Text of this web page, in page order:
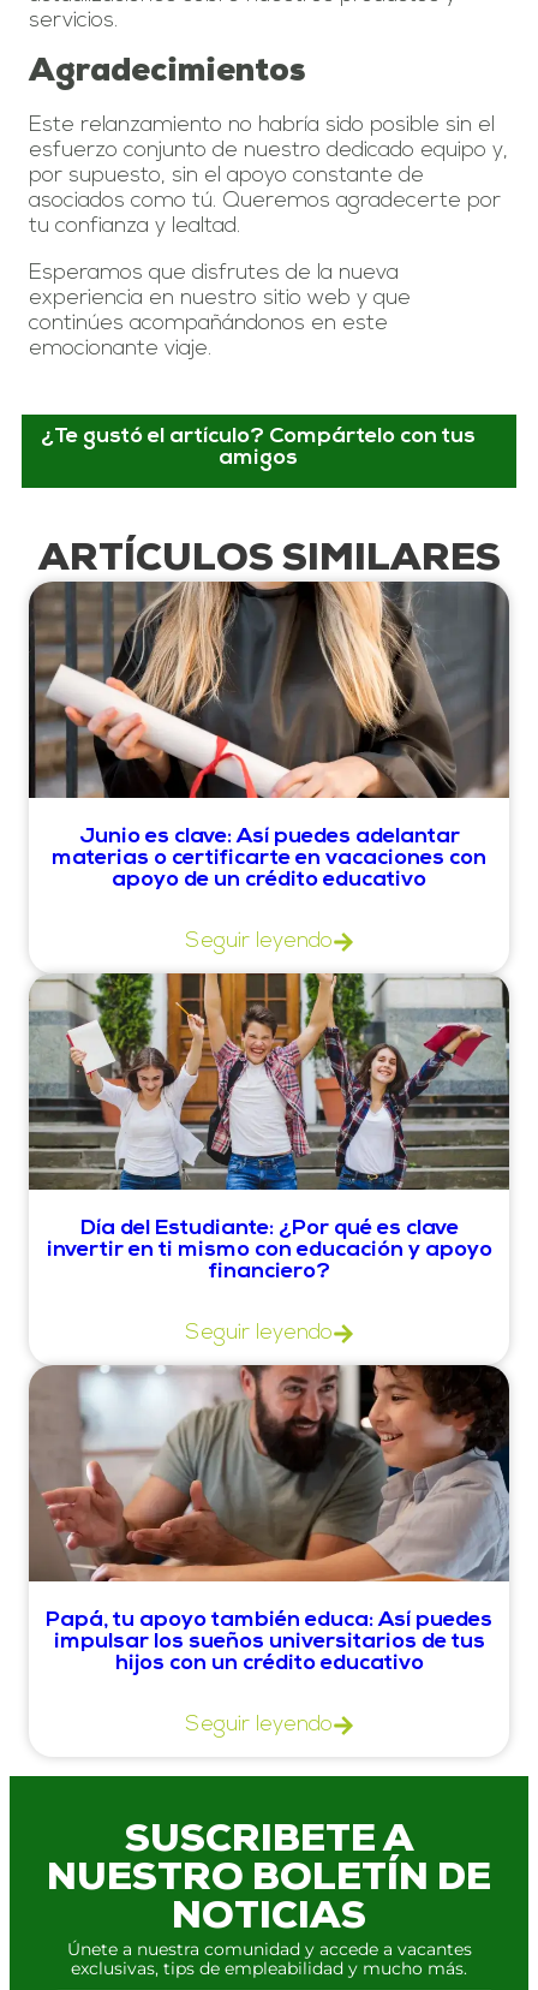
servicios.
Agradecimientos
Este relanzamiento no habría sido posible sin el
esfuerzo conjunto de nuestro dedicado equipo y,
por supuesto, sin el apoyo constante de
asociados como tú. Queremos agradecerte por
tu confianza y lealtad.
Esperamos que disfrutes de la nueva
experiencia en nuestro sitio web y que
continúes acompañándonos en este
emocionante viaje.
¿Te gustó el artículo? Compártelo con tus
amigos
ARTÍCULOS SIMILARES
Junio es clave: Así puedes adelantar
materias o certificarte en vacaciones con
apoyo de un crédito educativo
Seguir leyendo
Día del Estudiante: ¿Por qué es clave
invertir en ti mismo con educación y apoyo
financiero?
Seguir leyendo
Papá, tu apoyo también educa: Así puedes
impulsar los sueños universitarios de tus
hijos con un crédito educativo
Seguir leyendo
SUSCRIBETE A
NUESTRO BOLETÍN DE
NOTICIAS
Únete a nuestra comunidad y accede a vacantes
exclusivas, tips de empleabilidad y mucho más.